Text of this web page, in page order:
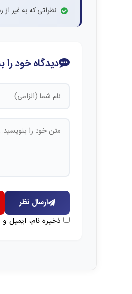
نظراتی که به غیر از
دیدگاه خود را
ارسال نظر
ذخیره نام، ایمیل